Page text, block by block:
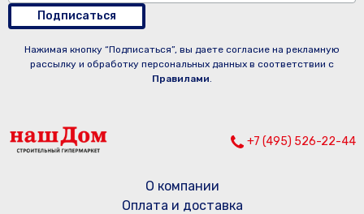
Подписаться
Нажимая кнопку “Подписаться”, вы даете согласие на рекламную
рассылку и обработку персональных данных в соответствии с
Правилами.
+7 (495) 526-22-44
О компании
Оплата и доставка